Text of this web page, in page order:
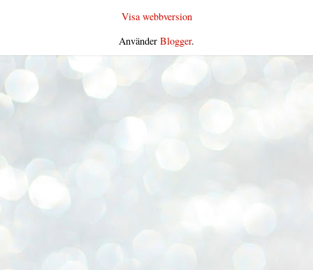
Visa webbversion
Använder Blogger.